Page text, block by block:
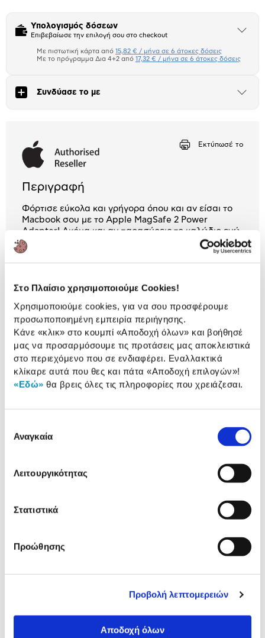
Στο Πλαίσιο χρησιμοποιούμε Cookies!
Χρησιμοποιούμε cookies, για να σου προσφέρουμε
προσωποποιημένη εμπειρία περιήγησης.
Κάνε «κλικ» στο κουμπί «Αποδοχή όλων» και βοήθησέ
μας να προσαρμόσουμε τις προτάσεις μας αποκλειστικά
στο περιεχόμενο που σε ενδιαφέρει. Εναλλακτικά
κλίκαρε αυτά που θες και πάτα «Αποδοχή επιλογών»!
«Εδώ» θα βρεις όλες τις πληροφορίες που χρειάζεσαι.
συγκατάθεσης
Αναγκαία
Λειτουργικότητας
Στατιστικά
Προώθησης
Προβολή λεπτομερειών
Αποδοχή όλων
Υπολογισμός δόσεων
Επιβεβαίωσε την επιλογή σου στο checkout
Άνοιξε
Πιστωτική κάρτα
Με πιστωτική κάρτα από 15,82 € / μήνα σε 6 άτοκες δόσεις
Με το πρόγραμμα Δια 4+2 από 17,32 € / μήνα σε 6 άτοκες δόσεις
Συνδύασε το με
Άνοιξε
Εκτύπωσέ το
Περιγραφή
Φόρτισε εύκολα και γρήγορα όπου και αν είσαι το
Macbook σου με το Apple MagSafe 2 Power
Adapter! Ακόμα και αν παρασύρεις το καλώδιο ενώ
φορτίζει, αυτό αποσυνδέεται διατηρώντας την
συσκευή σου ασφαλή!
1 Έτος εγγύηση Προμηθευτή Πληροφορίες
Αναλυτική
παρουσίαση
Αναλυτική παρουσίαση
Αξιολογήσεις
Δες τι κλίκαραν όσοι είδαν το ίδιο
Apple 85W MagSafe 2 Power
Apple MagSafe 2 Adapter